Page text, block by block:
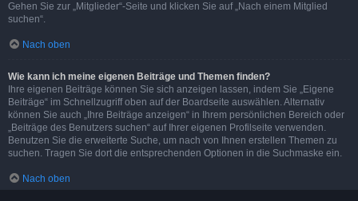
Gehen Sie zur „Mitglieder“-Seite und klicken Sie auf „Nach einem Mitglied
suchen“.
Nach oben
Wie kann ich meine eigenen Beiträge und Themen finden?
Ihre eigenen Beiträge können Sie sich anzeigen lassen, indem Sie „Eigene
Beiträge“ im Schnellzugriff oben auf der Boardseite auswählen. Alternativ
können Sie auch „Ihre Beiträge anzeigen“ in Ihrem persönlichen Bereich oder
„Beiträge des Benutzers suchen“ auf Ihrer eigenen Profilseite verwenden.
Benutzen Sie die erweiterte Suche, um nach von Ihnen erstellen Themen zu
suchen. Tragen Sie dort die entsprechenden Optionen in die Suchmaske ein.
Nach oben